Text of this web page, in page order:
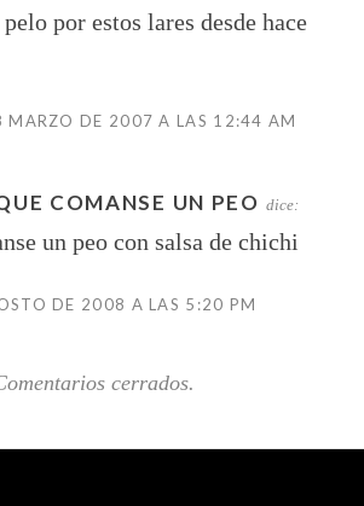
por estos lares desde hace
MARZO DE 2007 A LAS 12:44 AM
COMANSE UN PEO dice:
un peo con salsa de chichi
DE 2008 A LAS 5:20 PM
cerrados.